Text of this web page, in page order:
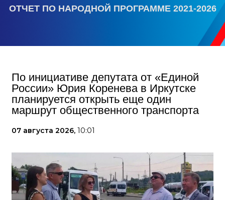
ОТЧЕТ ПО НАРОДНОЙ ПРОГРАММЕ 2021-2026
По инициативе депутата от «Единой
России» Юрия Коренева в Иркутске
планируется открыть еще один
маршрут общественного транспорта
07 августа 2026, 10:01